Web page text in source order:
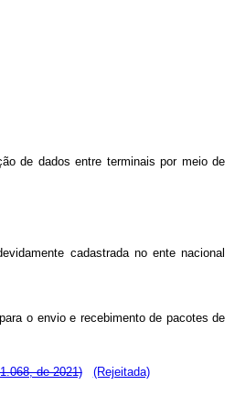
de dados entre terminais por meio de
cadastrada no ente nacional
o envio e recebimento de pacotes de
de 2021)
(Rejeitada)